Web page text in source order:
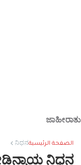
ಜಾಹೀರಾತು
الصفحة الرئيسيةನಿಧನ